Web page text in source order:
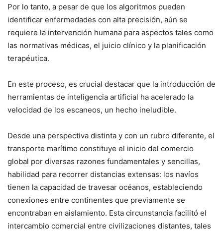
Por lo tanto, a pesar de que los algoritmos pueden
identificar enfermedades con alta precisión, aún se
requiere la intervención humana para aspectos tales como
las normativas médicas, el juicio clínico y la planificación
terapéutica.
En este proceso, es crucial destacar que la introducción de
herramientas de inteligencia artificial ha acelerado la
velocidad de los escaneos, un hecho ineludible.
Desde una perspectiva distinta y con un rubro diferente, el
transporte marítimo constituye el inicio del comercio
global por diversas razones fundamentales y sencillas,
habilidad para recorrer distancias extensas: los navíos
tienen la capacidad de travesar océanos, estableciendo
conexiones entre continentes que previamente se
encontraban en aislamiento. Esta circunstancia facilitó el
intercambio comercial entre civilizaciones distantes, tales